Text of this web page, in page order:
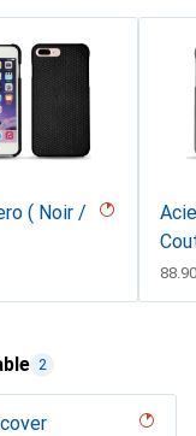
( Noir /
CHF
2